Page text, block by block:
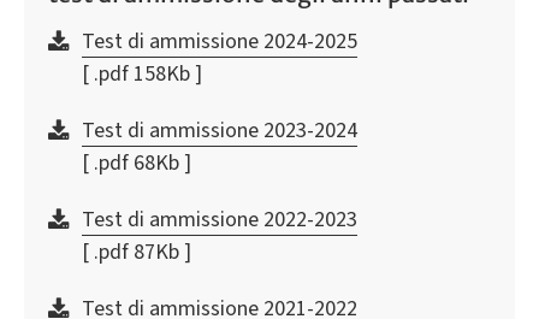
Test di ammissione 2024-2025
[ .pdf 158Kb ]
Test di ammissione 2023-2024
[ .pdf 68Kb ]
Test di ammissione 2022-2023
[ .pdf 87Kb ]
Test di ammissione 2021-2022